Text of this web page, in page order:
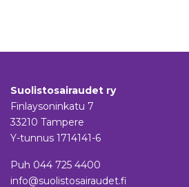
Suolistosairaudet ry
Finlaysoninkatu 7
33210 Tampere
Y-tunnus 1714141-6
Puh 044 725 4400
info@suolistosairaudet.fi